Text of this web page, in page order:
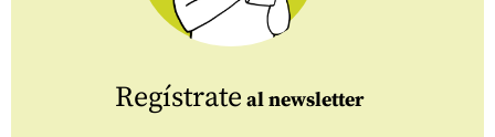
Regístrate al newsletter